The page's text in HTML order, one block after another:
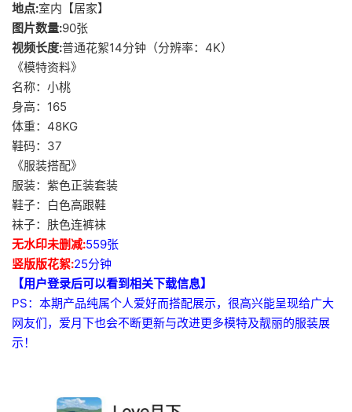
地点:室内【居家】
图片数量:90张
视频长度:普通花絮14分钟（分辨率：4K）
《模特资料》
名称：小桃
身高：165
体重：48KG
鞋码：37
《服装搭配》
服装：紫色正装套装
鞋子：白色高跟鞋
袜子：肤色连裤袜
无水印未删减:559张
竖版版花絮:25分钟
【用户登录后可以看到相关下载信息】
PS：本期产品纯属个人爱好而搭配展示，很高兴能呈现给广大
网友们，爱月下也会不断更新与改进更多模特及靓丽的服装展
示！